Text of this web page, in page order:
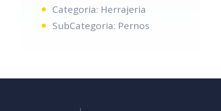
Categoria: Herrajeria
SubCategoria: Pernos